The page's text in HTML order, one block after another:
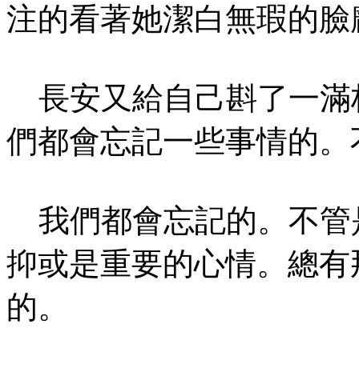
注的看著她潔白無瑕的
長安又給自己斟了一滿
們都會忘記一些事情的。
我們都會忘記的。不管
抑或是重要的心情。總
的。